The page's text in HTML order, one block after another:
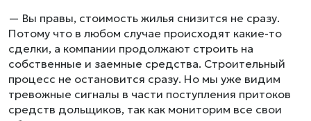
— Вы правы, стоимость жилья снизится не сразу.
Потому что в любом случае происходят какие-то
сделки, а компании продолжают строить на
собственные и заемные средства. Строительный
процесс не остановится сразу. Но мы уже видим
тревожные сигналы в части поступления притоков
средств дольщиков, так как мониторим все свои